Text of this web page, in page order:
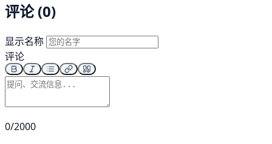
评论 (0)
显示名称
评论
0/2000